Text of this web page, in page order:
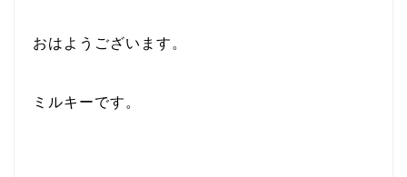
おはようございます。
ミルキーです。